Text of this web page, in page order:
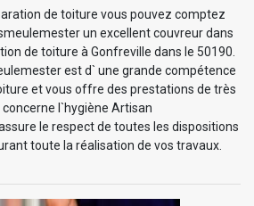
de toiture vous pouvez comptez
un excellent couvreur dans
de toiture à Gonfreville dans le 50190.
est d` une grande compétence
et vous offre des prestations de très
concerne l`hygiène Artisan
le respect de toutes les dispositions
toute la réalisation de vos travaux.